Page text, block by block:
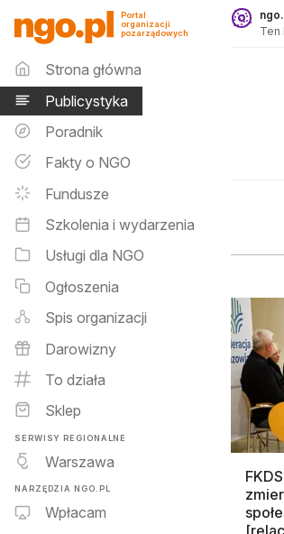
Publicystyka - ngo.pl
Portal
organizacji
pozarządowych
Menu główne
Strona główna
Publicystyka
Poradnik
Fakty o NGO
Fundusze
Szkolenia i wydarzenia
Usługi dla NGO
Ogłoszenia
Spis organizacji
Darowizny
To działa
Sklep
SERWISY REGIONALNE
Warszawa
NARZĘDZIA NGO.PL
Wpłacam
Ten